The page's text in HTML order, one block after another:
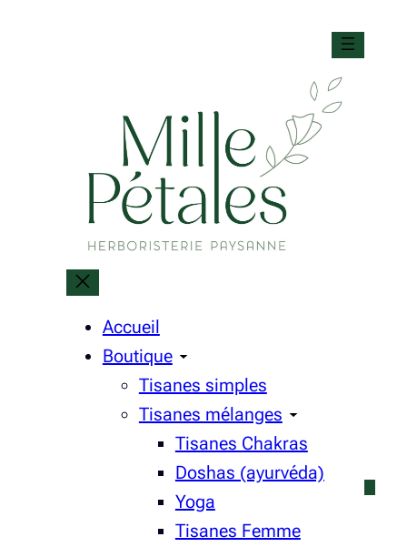
Accueil
Boutique
Tisanes simples
Tisanes mélanges
Tisanes Chakras
Doshas (ayurvéda)
Yoga
Tisanes Femme